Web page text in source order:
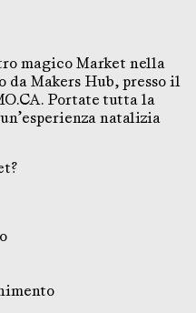
magico Market nella
da Makers Hub, presso il
Portate tutta la
natalizia